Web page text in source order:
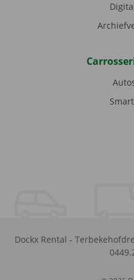
Dockx Rental -